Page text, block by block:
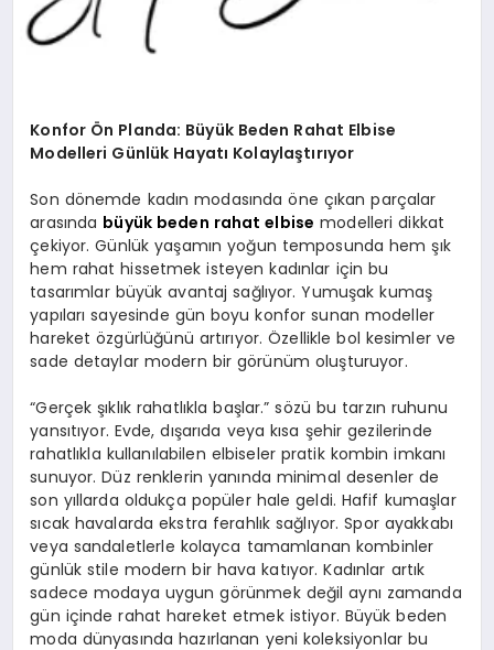
Konfor Ön Planda: Büyük Beden Rahat Elbise
Modelleri Günlük Hayatı Kolaylaştırıyor
Son dönemde kadın modasında öne çıkan parçalar
arasında büyük beden rahat elbise modelleri dikkat
çekiyor. Günlük yaşamın yoğun temposunda hem şık
hem rahat hissetmek isteyen kadınlar için bu
tasarımlar büyük avantaj sağlıyor. Yumuşak kumaş
yapıları sayesinde gün boyu konfor sunan modeller
hareket özgürlüğünü artırıyor. Özellikle bol kesimler ve
sade detaylar modern bir görünüm oluşturuyor.
“Gerçek şıklık rahatlıkla başlar.” sözü bu tarzın ruhunu
yansıtıyor. Evde, dışarıda veya kısa şehir gezilerinde
rahatlıkla kullanılabilen elbiseler pratik kombin imkanı
sunuyor. Düz renklerin yanında minimal desenler de
son yıllarda oldukça popüler hale geldi. Hafif kumaşlar
sıcak havalarda ekstra ferahlık sağlıyor. Spor ayakkabı
veya sandaletlerle kolayca tamamlanan kombinler
günlük stile modern bir hava katıyor. Kadınlar artık
sadece modaya uygun görünmek değil aynı zamanda
gün içinde rahat hareket etmek istiyor. Büyük beden
moda dünyasında hazırlanan yeni koleksiyonlar bu